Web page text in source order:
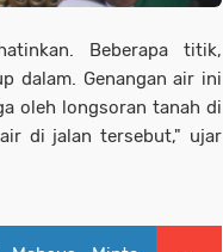
Beberapa titik,
dalam. Genangan air ini
oleh longsoran tanah di
di jalan tersebut," ujar